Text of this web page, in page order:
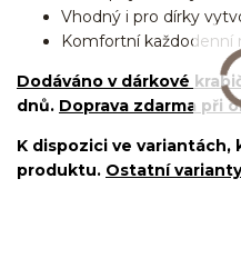
Vhodný i pro dírky
Komfortní každodenní
Dodáváno v dárkové
dnů. Doprava zdarma při
K dispozici ve
produktu. Ostatní